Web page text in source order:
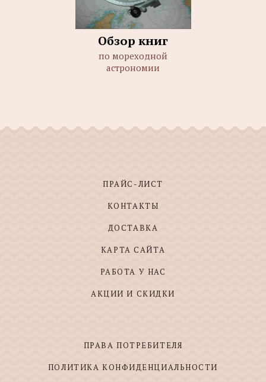
Обзор книг
по мореходной
астрономии
ПРАЙС-ЛИСТ
КОНТАКТЫ
ДОСТАВКА
КАРТА САЙТА
РАБОТА У НАС
АКЦИИ И СКИДКИ
ПРАВА ПОТРЕБИТЕЛЯ
ПОЛИТИКА КОНФИДЕНЦИАЛЬНОСТИ